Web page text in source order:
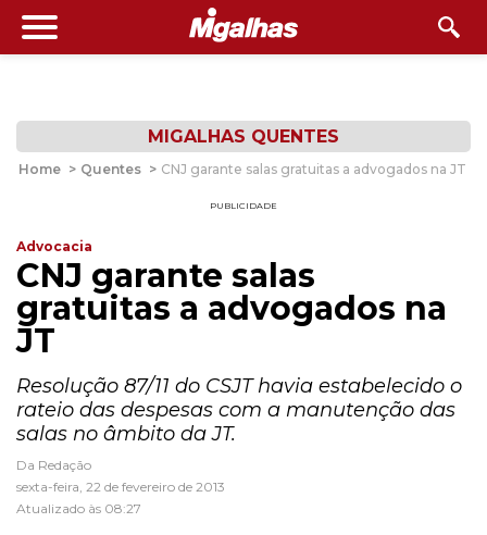
MIGALHAS QUENTES
Home > Quentes > CNJ garante salas gratuitas a advogados na JT
PUBLICIDADE
Advocacia
CNJ garante salas
gratuitas a advogados na
JT
Resolução 87/11 do CSJT havia estabelecido o
rateio das despesas com a manutenção das
salas no âmbito da JT.
Da Redação
sexta-feira, 22 de fevereiro de 2013
Atualizado às 08:27